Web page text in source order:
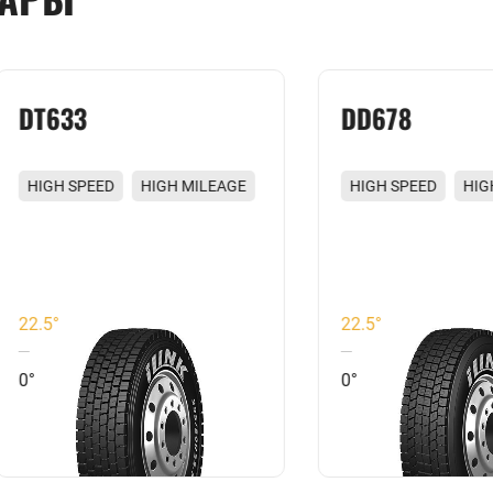
SPEED
HIGH MILEAGE
DD678
HIGH SPEED
HIGH